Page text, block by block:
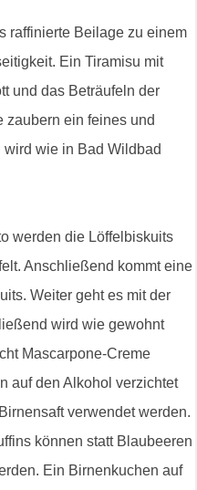
raffinierte Beilage zu einem
Ein Tiramisu mit
und das Beträufeln der
zaubern ein feines und
wie in Bad Wildbad
werden die Löffelbiskuits
Anschließend kommt eine
Weiter geht es mit der
wird wie gewohnt
Mascarpone-Creme
auf den Alkohol verzichtet
verwendet werden.
können statt Blaubeeren
Ein Birnenkuchen auf